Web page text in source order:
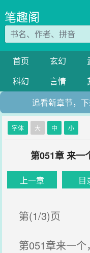
笔趣阁
首页 玄幻
科幻
言情
追看新章节，
字体 大 中 小
第051章 来一
上一章 目
第(1/3)页
第051章来一个